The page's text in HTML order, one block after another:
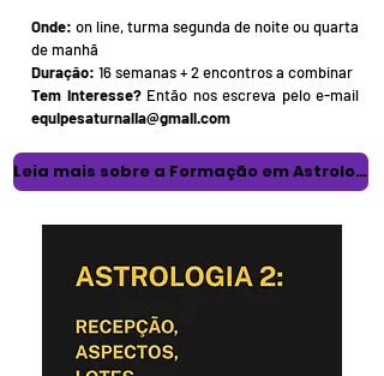
Onde: on line, turma segunda de noite ou quarta
de manhã
Duração: 16 semanas ​​+ 2 encontros a combinar
Tem interesse?Então nos escreva pelo e-mail
equipesaturnalia@gmail.com
Leia mais sobre a Formação em Astrologia